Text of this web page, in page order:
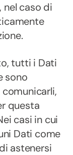
caso di
tutti i Dati
sono
questa
casi in cui
Dati come
astenersi